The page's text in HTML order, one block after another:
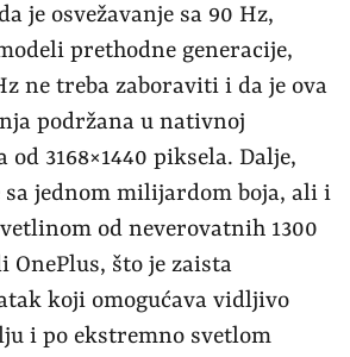
je osvežavanje sa 90 Hz,
prethodne generacije,
ne treba zaboraviti i da je ova
podržana u nativnoj
3168×1440 piksela. Dalje,
sa jednom milijardom boja, ali i
od neverovatnih 1300
što je zaista
koji omogućava vidljivo
i po ekstremno svetlom